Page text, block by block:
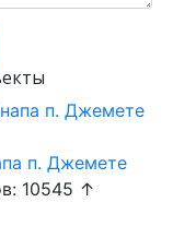
п. Джемете
10545 ↑